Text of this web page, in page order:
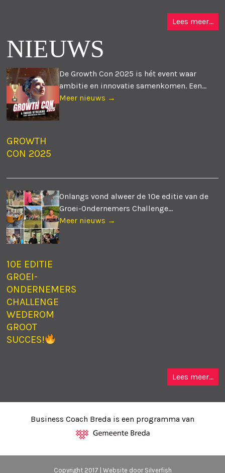
Lees meer...
NIEUWS
GROWTH
CON 2025
De Growth Con 2025 is hét event waar
ambitie en innovatie samenkomen. Een...
Meer nieuws →
10E EDITIE
GROEI-
ONDERNEMERS
CHALLENGE
WEDEROM
GROOT
SUCCES!
Onlangs vond alweer de 10e editie van de
Groei-Ondernemers Challenge...
Meer nieuws →
Lees meer...
Business Coach Breda is een programma van
Copyright 2017 | Website door Silverfish